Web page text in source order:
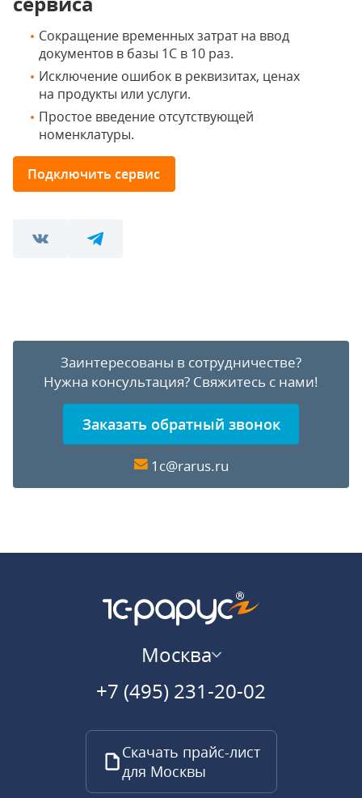
Сокращение временных затрат на ввод
документов в базы 1С в 10 раз.
Исключение ошибок в реквизитах, ценах
на продукты или услуги.
Простое введение отсутствующей
номенклатуры.
Подключить сервис
Заинтересованы в сотрудничестве?
Нужна консультация? Свяжитесь с нами!
Заказать обратный звонок
1c@rarus.ru
Москва
+7 (495) 231-20-02
Скачать прайс-лист
для Москвы